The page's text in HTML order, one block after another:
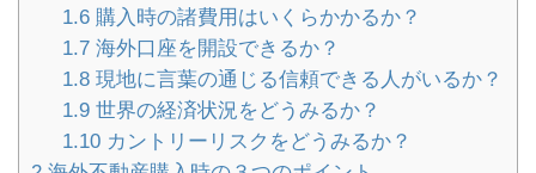
1.6購入時の諸費用はいくらかかるか？
1.7海外口座を開設できるか？
1.8現地に言葉の通じる信頼できる人がいるか？
1.9世界の経済状況をどうみるか？
1.10カントリーリスクをどうみるか？